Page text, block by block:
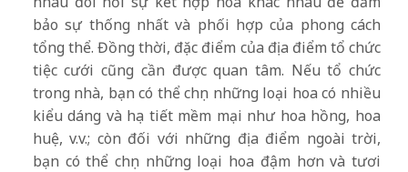
bảo sự thống nhất và phối hợp của phong cách
tổng thể. Đồng thời, đặc điểm của địa điểm tổ chức
tiệc cưới cũng cần được quan tâm. Nếu tổ chức
trong nhà, bạn có thể chọn những loại hoa có nhiều
kiểu dáng và họa tiết mềm mại như hoa hồng, hoa
huệ, v.v.; còn đối với những địa điểm ngoài trời,
bạn có thể chọn những loại hoa đậm hơn và tươi